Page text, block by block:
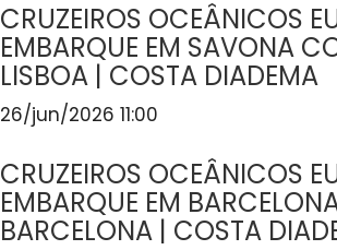
CRUZEIROS OCEÂNICOS
EMBARQUE EM SAVONA
LISBOA | COSTA DIADEMA
26/jun/2026 11:00
CRUZEIROS OCEÂNICOS
EMBARQUE EM
BARCELONA | COSTA